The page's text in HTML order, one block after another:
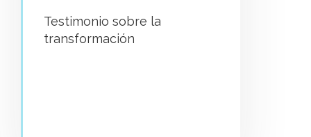
Testimonio sobre la
transformación